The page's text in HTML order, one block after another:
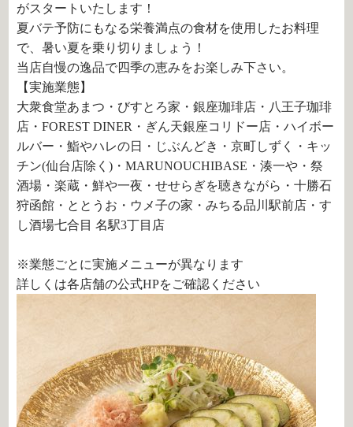
がスタートいたします！
夏バテ予防にもなる栄養満点の食材を使用したお料理
で、暑い夏を乗り切りましょう！
当店自慢の逸品で四季の恵みをお楽しみ下さい。
【実施業態】
大衆食堂あまつ・びすとろ家・銀座珈琲店・八王子珈琲
店・FOREST DINER・ぎん天銀座コリドー店・ハイボー
ルバー・鮨やハレの日・じぶんどき・京町しずく・キッ
チン(仙台店除く)・MARUNOUCHIBASE・湊一や・祭
酒場・楽蔵・鮮や一夜・せせらぎを聴きながら・十勝石
狩函館・ととうお・ウメ子の家・みちる品川駅前店・す
し酒場七合目 名駅3丁目店
※業態ごとに実施メニューが異なります
詳しくは各店舗の公式HPをご確認ください